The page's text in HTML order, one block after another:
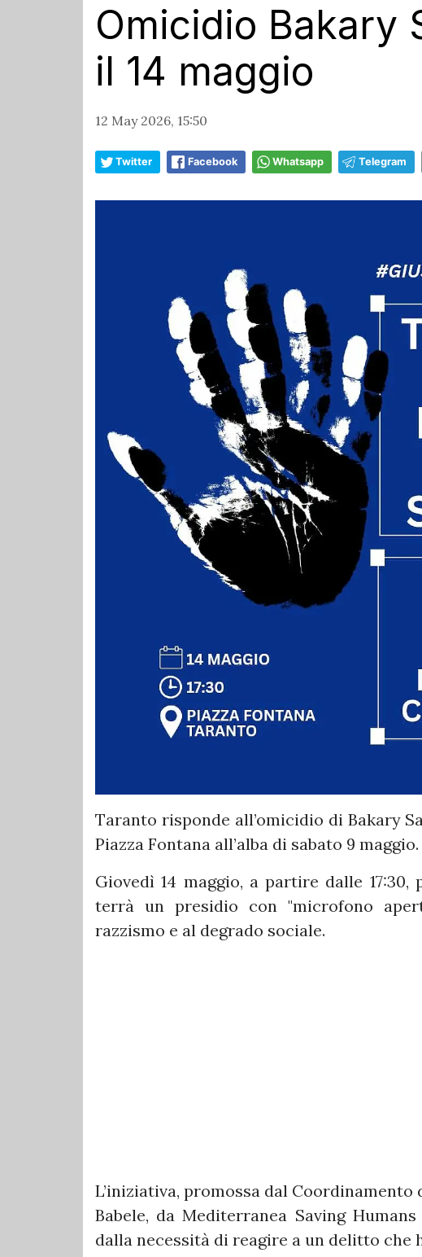
Omicidio Bakary
il 14 maggio
12 May 2026, 15:50
Twitter Facebook Whatsapp Telegram
Taranto risponde all’omicidio di Bakary
Piazza Fontana all’alba di sabato 9 maggio.
Giovedì 14 maggio, a partire dalle
terrà un presidio con "microfono
razzismo e al degrado sociale.
L’iniziativa, promossa dal
Babele, da Mediterranea Saving
dalla necessità di reagire a un delitto che